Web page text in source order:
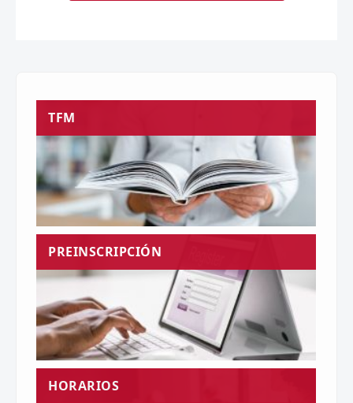
TFM
PREINSCRIPCIÓN
HORARIOS